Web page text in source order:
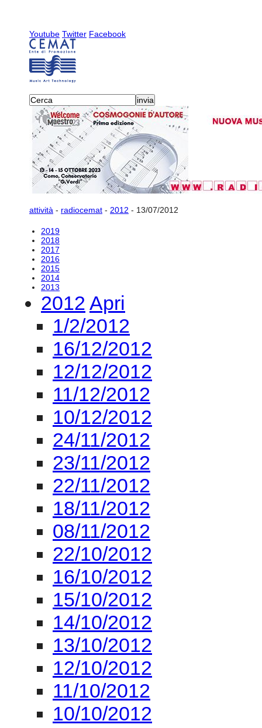
Youtube Twitter Facebook
attività - radiocemat - 2012 - 13/07/2012
2019
2018
2017
2016
2015
2014
2013
2012 Apri
1/2/2012
16/12/2012
12/12/2012
11/12/2012
10/12/2012
24/11/2012
23/11/2012
22/11/2012
18/11/2012
08/11/2012
22/10/2012
16/10/2012
15/10/2012
14/10/2012
13/10/2012
12/10/2012
11/10/2012
10/10/2012